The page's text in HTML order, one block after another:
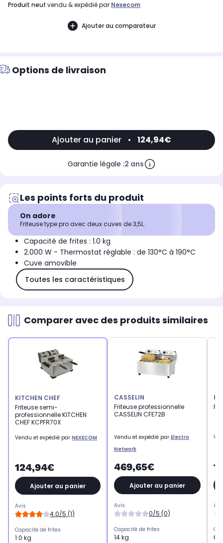
produit neuf vendu & expédié par Nexecom
Ajouter au comparateur
Options de livraison
Ajouter au panier • 124,94€
Garantie légale :2 ans
Les points forts du produit
On adore
Friteuse type pro avec deux cuves de 3,5L.
Capacité de frites : 1.0 kg
2.000 W - Thermostat réglable : de 130°C à 190°C
Cuve amovible
Toutes les caractéristiques
Comparer avec des produits similaires
KITCHEN CHEF
Friteuse semi-
professionnelle KITCHEN
CHEF KCPFR70X
Vendu et expédié par NEXECOM
124,94€
Ajouter au panier
Avis
4.0/5 (1)
Capacité de frites
1.0 kg
CASSELIN
Friteuse professionnelle
CASSELIN CFE72B
Vendu et expédié par Electro
Network
469,65€
Ajouter au panier
Avis
0/5 (0)
Capacité de frites
14 kg